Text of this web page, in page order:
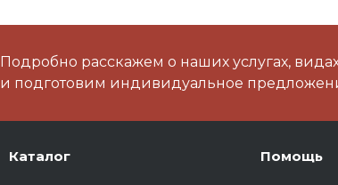
Подробно расскажем о наших услугах,
и подготовим индивидуальное
Каталог Помощь